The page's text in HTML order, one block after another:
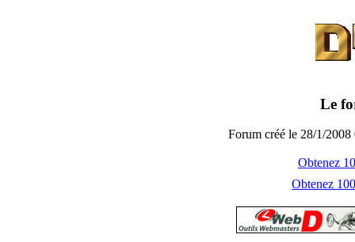
Le
Forum créé le 28/1/
Obtenez
Obtenez